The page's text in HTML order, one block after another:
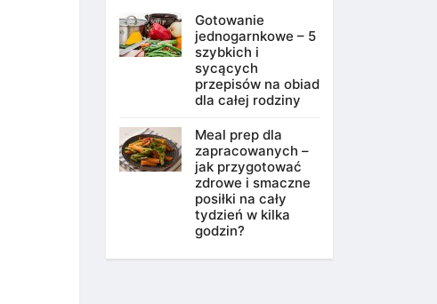
Gotowanie
jednogarnkowe – 5
szybkich i
sycących
przepisów na obiad
dla całej rodziny
Meal prep dla
zapracowanych –
jak przygotować
zdrowe i smaczne
posiłki na cały
tydzień w kilka
godzin?